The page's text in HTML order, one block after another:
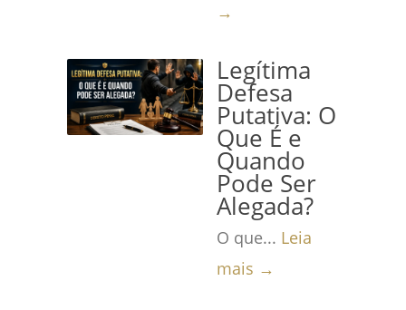
→
Legítima
Defesa
Putativa: O
Que É e
Quando
Pode Ser
Alegada?
O que... Leia
mais →